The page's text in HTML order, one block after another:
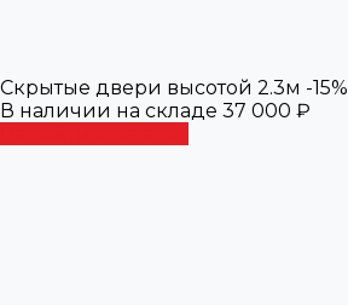
Cкрытые двери высотой 2.3м -15%
В наличии на складе 37 000 ₽